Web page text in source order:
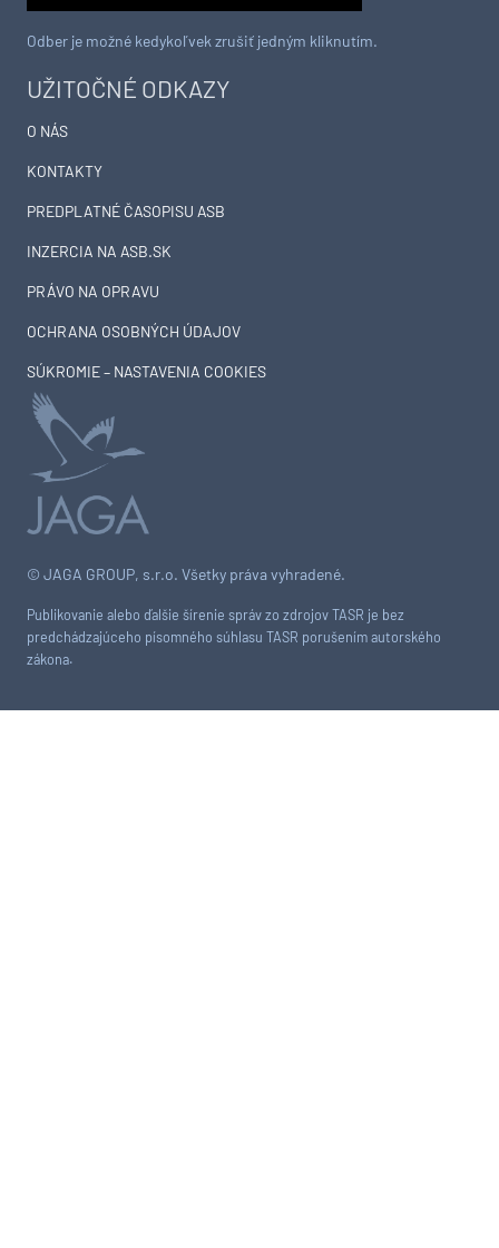
© JAGA GROUP, s.r.o. Všetky práva vyhradené.
Publikovanie alebo ďalšie šírenie správ zo zdrojov TASR je bez
predchádzajúceho písomného súhlasu TASR porušením autorského
zákona.
UŽITOČNÉ ODKAZY
O NÁS
KONTAKTY
PREDPLATNÉ ČASOPISU ASB
INZERCIA NA ASB.SK
PRÁVO NA OPRAVU
OCHRANA OSOBNÝCH ÚDAJOV
SÚKROMIE – NASTAVENIA COOKIES
Odber je možné kedykoľvek zrušiť jedným kliknutím.